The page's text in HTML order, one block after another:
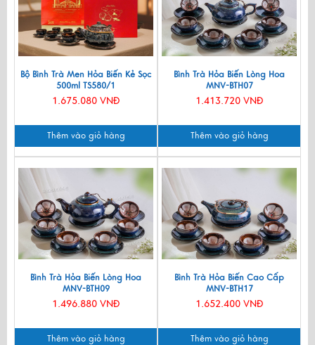
Bộ Bình Trà Men Hỏa Biến Kẻ Sọc
500ml TS580/1
1.675.080 VNĐ
Thêm vào giỏ hàng
Bình Trà Hỏa Biến Lòng Hoa
MNV-BTH07
1.413.720 VNĐ
Thêm vào giỏ hàng
Bình Trà Hỏa Biến Lòng Hoa
MNV-BTH09
1.496.880 VNĐ
Thêm vào giỏ hàng
Bình Trà Hỏa Biến Cao Cấp
MNV-BTH17
1.652.400 VNĐ
Thêm vào giỏ hàng